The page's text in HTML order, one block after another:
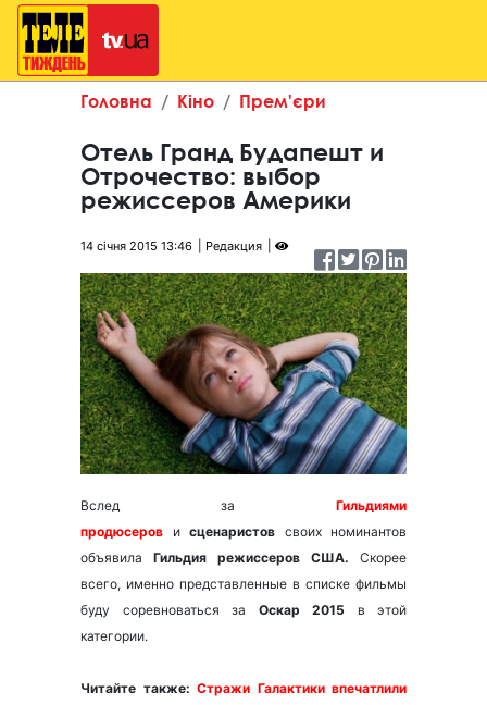
Головна Кіно Прем'єри
Отель Гранд Будапешт и
Отрочество: выбор
режиссеров Америки
14 січня 2015 13:46 Редакция
Вслед за Гильдиями
продюсеров
и сценаристов своих номинантов
объявила Гильдия режиссеров США. Скорее
всего, именно представленные в списке фильмы
буду соревноваться за Оскар 2015 в этой
категории.
Читайте также: Стражи Галактики впечатлили